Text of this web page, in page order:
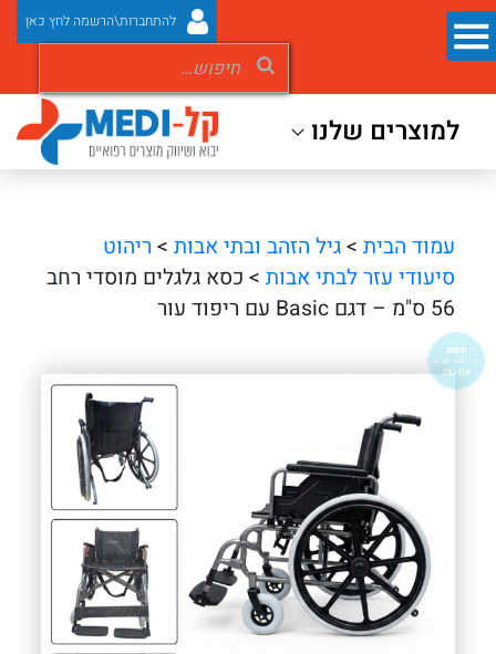
להתחברות\הרשמה לחץ כאן
למוצרים שלנו
עמוד הבית >גיל הזהב ובתי אבות > ריהוט
סיעודי עזר לבתי אבות > כסא גלגלים מוסדי רחב
56 ס"מ – דגם Basic עם ריפוד עור